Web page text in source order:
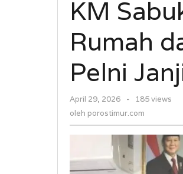
dan
di
Pelni
Rugi
KM
Rumah
Pelni
April 29, 2026
oleh
-
185 views
oleh porostimur.com